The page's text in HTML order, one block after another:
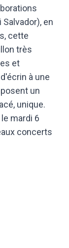
en
cette
très
et
à une
un
unique.
mardi 6
concerts